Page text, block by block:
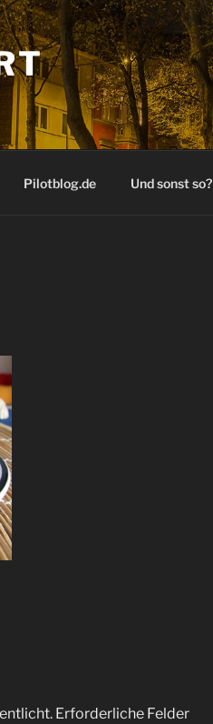
Pilotblog.de Und sonst so?
Erforderliche Felder